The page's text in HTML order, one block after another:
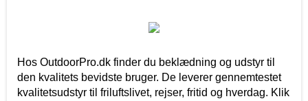
Hos OutdoorPro.dk finder du beklædning og udstyr til
den kvalitets bevidste bruger. De leverer gennemtestet
kvalitetsudstyr til friluftslivet, rejser, fritid og hverdag. Klik